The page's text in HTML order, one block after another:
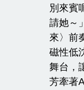
別來賓
請她～
來〉前
磁性低
舞台，
芳牽著